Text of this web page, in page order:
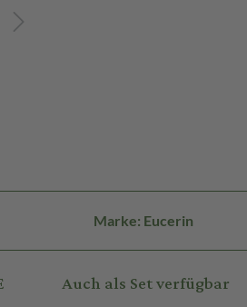
Marke: Eucerin
Auch als Set verfügbar